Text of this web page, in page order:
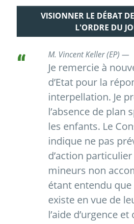
VISIONNER LE DÉBAT
L'ORDRE DU
M. Vincent Keller (EP) —
Je remercie à
d’Etat pour la
interpellation. Je
l’absence de plan
les enfants. Le
indique ne pas
d’action
mineurs non
étant entendu que
existe en vue de
l’aide d’urgence et